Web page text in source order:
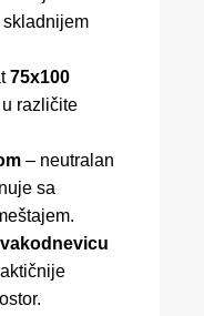
75x100
različite
– neutralan
sa